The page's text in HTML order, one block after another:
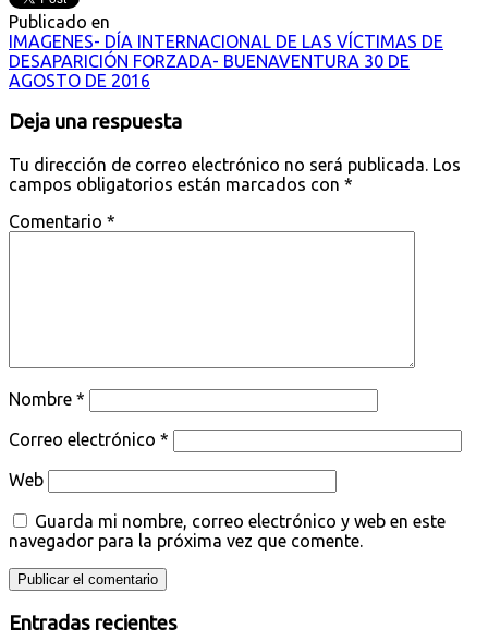
Publicado en
Navegación
de
entradas
IMAGENES- DÍA INTERNACIONAL DE LAS VÍCTIMAS DE
DESAPARICIÓN FORZADA- BUENAVENTURA 30 DE
AGOSTO DE 2016
Deja una respuesta
Tu dirección de correo electrónico no será publicada. Los
campos obligatorios están marcados con *
Comentario *
Nombre *
Correo electrónico *
Web
Guarda mi nombre, correo electrónico y web en este
navegador para la próxima vez que comente.
Entradas recientes